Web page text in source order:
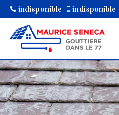
indisponible indisponible